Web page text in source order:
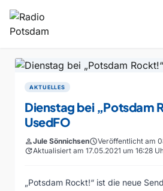
AKTUELLES
Dienstag bei „Potsdam
UsedFO
personJule SönnichsenscheduleVeröffentlicht am
updateAktualisiert am 17.05.2021 um 16:28
„Potsdam Rockt!“ ist die neue